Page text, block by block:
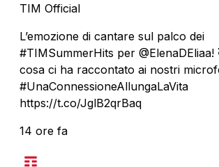
TIM Official
L’emozione di cantare sul palco dei
#TIMSummerHits per @ElenaDEliaa!
cosa ci ha raccontato ai nostri
#UnaConnessioneAllungaLaVita
https://t.co/JglB2qrBaq
14 ore fa